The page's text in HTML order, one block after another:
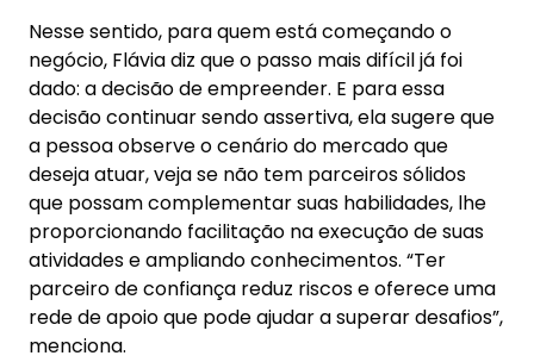
Nesse sentido, para quem está começando o
negócio, Flávia diz que o passo mais difícil já foi
dado: a decisão de empreender. E para essa
decisão continuar sendo assertiva, ela sugere que
a pessoa observe o cenário do mercado que
deseja atuar, veja se não tem parceiros sólidos
que possam complementar suas habilidades, lhe
proporcionando facilitação na execução de suas
atividades e ampliando conhecimentos. “Ter
parceiro de confiança reduz riscos e oferece uma
rede de apoio que pode ajudar a superar desafios”,
menciona.